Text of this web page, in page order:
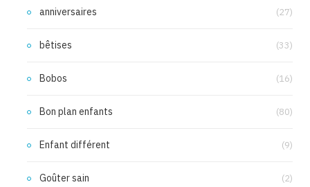
anniversaires (27)
bêtises (33)
Bobos (16)
Bon plan enfants (80)
Enfant différent (9)
Goûter sain (2)